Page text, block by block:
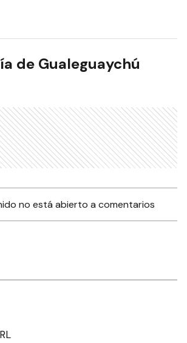
de Gualeguaychú
no está abierto a comentarios